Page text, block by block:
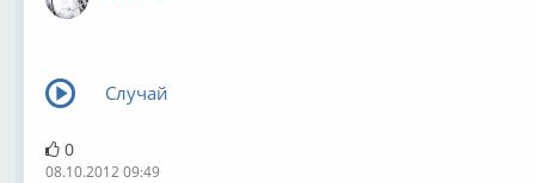
Случай
0
08.10.2012 09:49